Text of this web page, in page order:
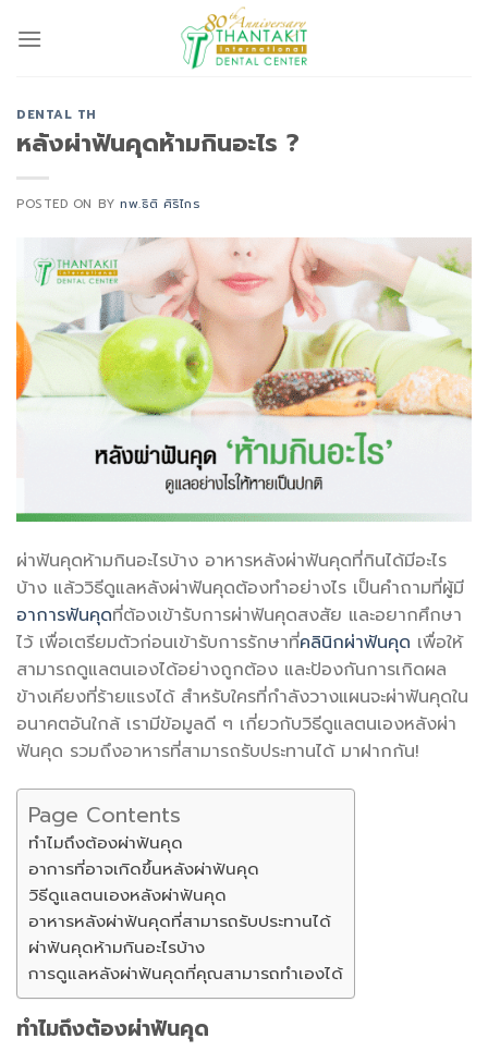
DENTAL TH
หลังผ่าฟันคุดห้ามกินอะไร ?
POSTED ON BYทพ.ธิติ ศิริไกร
ผ่าฟันคุดห้ามกินอะไรบ้าง อาหารหลังผ่าฟันคุดที่กินได้มีอะไร
บ้าง แล้ววิธีดูแลหลังผ่าฟันคุดต้องทำอย่างไร เป็นคำถามที่ผู้มี
อาการฟันคุดที่ต้องเข้ารับการผ่าฟันคุดสงสัย และอยากศึกษา
ไว้ เพื่อเตรียมตัวก่อนเข้ารับการรักษาที่คลินิกผ่าฟันคุด เพื่อให้
สามารถดูแลตนเองได้อย่างถูกต้อง และป้องกันการเกิดผล
ข้างเคียงที่ร้ายแรงได้ สำหรับใครที่กำลังวางแผนจะผ่าฟันคุดใน
อนาคตอันใกล้ เรามีข้อมูลดี ๆ เกี่ยวกับวิธีดูแลตนเองหลังผ่า
ฟันคุด รวมถึงอาหารที่สามารถรับประทานได้ มาฝากกัน!
Page Contents
ทำไมถึงต้องผ่าฟันคุด
อาการที่อาจเกิดขึ้นหลังผ่าฟันคุด
วิธีดูแลตนเองหลังผ่าฟันคุด
อาหารหลังผ่าฟันคุดที่สามารถรับประทานได้
ผ่าฟันคุดห้ามกินอะไรบ้าง
การดูแลหลังผ่าฟันคุดที่คุณสามารถทำเองได้
ทำไมถึงต้องผ่าฟันคุด